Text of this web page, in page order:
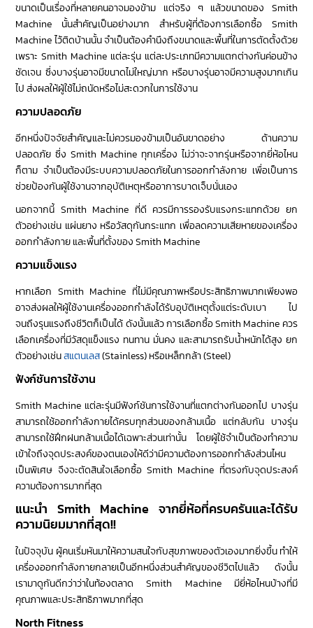
ขนาดเป็นเรื่องที่หลายคนอาจมองข้าม แต่จริง ๆ แล้วขนาดของ Smith
Machine นั้นสำคัญเป็นอย่างมาก สำหรับผู้ที่ต้องการเลือกซื้อ Smith
Machine ไว้ติดบ้านนั้น จำเป็นต้องคำนึงถึงขนาดและพื้นที่ในการตัดตั้งด้วย
เพราะ Smith Machine แต่ละรุ่น แต่ละประเภทมีความแตกต่างกันค่อนข้าง
ชัดเจน ซึ่งบางรุ่นอาจมีขนาดไม่ใหญ่มาก หรือบางรุ่นอาจมีความสูงมากเกิน
ไป ส่งผลให้ผู้ใช้ไม่ถนัดหรือไม่สะดวกในการใช้งาน
ความปลอดภัย
อีกหนึ่งปัจจัยสำคัญและไม่ควรมองข้ามเป็นอันขาดอย่าง ด้านความ
ปลอดภัย ซึ่ง Smith Machine ทุกเครื่อง ไม่ว่าจะจากรุ่นหรือจากยี่ห้อไหน
ก็ตาม จำเป็นต้องมีระบบความปลอดภัยในการออกกำลังกาย เพื่อเป็นการ
ช่วยป้องกันผู้ใช้งานจากอุบัติเหตุหรืออาการบาดเจ็บนั่นเอง
นอกจากนี้ Smith Machine ที่ดี ควรมีการรองรับแรงกระแทกด้วย ยก
ตัวอย่างเช่น แผ่นยาง หรือวัสดุกันกระแทก เพื่อลดความเสียหายของเครื่อง
ออกกำลังกาย และพื้นที่ตั้งของ Smith Machine
ความแข็งแรง
หากเลือก Smith Machine ที่ไม่มีคุณภาพหรือประสิทธิภาพมากเพียงพอ
อาจส่งผลให้ผู้ใช้งานเครื่องออกกำลังได้รับอุบัติเหตุตั้งแต่ระดับเบา ไป
จนถึงรุนแรงถึงชีวิตก็เป็นได้ ดังนั้นแล้ว การเลือกซื้อ Smith Machine ควร
เลือกเครื่องที่มีวัสดุแข็งแรง ทนทาน มั่นคง และสามารถรับน้ำหนักได้สูง ยก
ตัวอย่างเช่นสแตนเลส(Stainless) หรือเหล็กกล้า (Steel)
ฟังก์ชันการใช้งาน
Smith Machine แต่ละรุ่นมีฟังก์ชันการใช้งานที่แตกต่างกันออกไป บางรุ่น
สามารถใช้ออกกำลังกายได้ครบทุกส่วนของกล้ามเนื้อ แต่กลับกัน บางรุ่น
สามารถใช้ฝึกฝนกล้ามเนื้อได้เฉพาะส่วนเท่านั้น โดยผู้ใช้จำเป็นต้องทำความ
เข้าใจถึงจุดประสงค์ของตนเองให้ดีว่ามีความต้องการออกกำลังส่วนไหน
เป็นพิเศษ จึงจะตัดสินใจเลือกซื้อ Smith Machine ที่ตรงกับจุดประสงค์
ความต้องการมากที่สุด
แนะนำ Smith Machine จากยี่ห้อที่ครบครันและได้รับ
ความนิยมมากที่สุด!!
ในปัจจุบัน ผู้คนเริ่มหันมาให้ความสนใจกับสุขภาพของตัวเองมากยิ่งขึ้น ทำให้
เครื่องออกกำลังกายกลายเป็นอีกหนึ่งส่วนสำคัญของชีวิตไปแล้ว ดังนั้น
เรามาดูกันดีกว่าว่าในท้องตลาด Smith Machine มียี่ห้อไหนบ้างที่มี
คุณภาพและประสิทธิภาพมากที่สุด
North Fitness